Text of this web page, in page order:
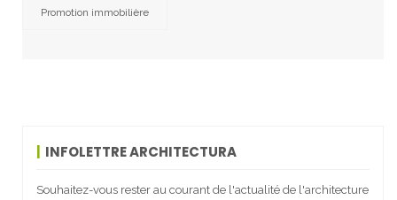
Promotion immobilière
INFOLETTRE ARCHITECTURA
Souhaitez-vous rester au courant de l'actualité de l'architecture